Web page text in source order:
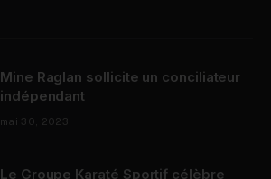
Mine Raglan sollicite un conciliateur
indépendant
mai 30, 2023
Le Groupe Karaté Sportif célèbre